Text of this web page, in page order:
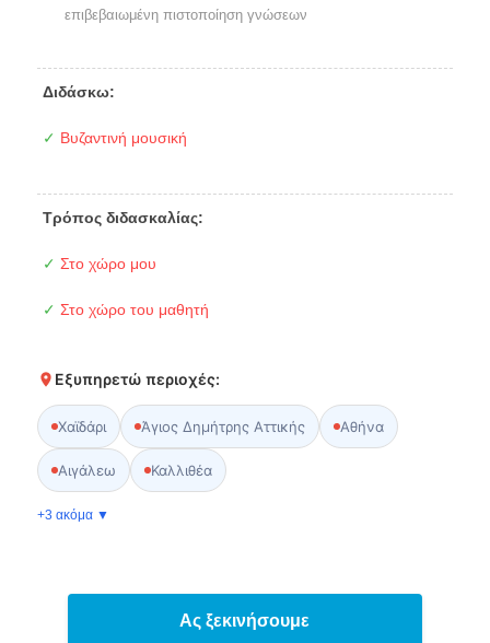
επιβεβαιωμένη πιστοποίηση γνώσεων
Διδάσκω:
✓ Βυζαντινή μουσική
Τρόπος διδασκαλίας:
✓ Στο χώρο μου
✓ Στο χώρο του μαθητή
Εξυπηρετώ περιοχές:
Χαϊδάρι Άγιος Δημήτρης Αττικής Αθήνα
Αιγάλεω Καλλιθέα
+3 ακόμα ▼
Ας ξεκινήσουμε